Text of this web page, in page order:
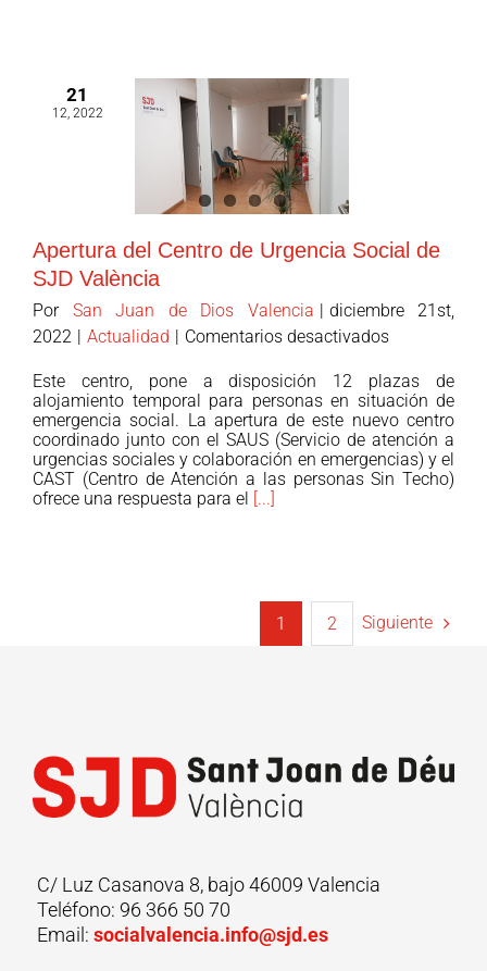
en
actualidad
21
12, 2022
Apertura del Centro de Urgencia Social de
SJD València
Por San Juan de Dios Valencia | diciembre 21st,
2022 | Actualidad | Comentarios desactivadosen
del
Centro
de
Urgencia
Social
Este centro, pone a disposición 12 plazas de
alojamiento temporal para personas en situación de
emergencia social. La apertura de este nuevo centro
coordinado junto con el SAUS (Servicio de atención a
urgencias sociales y colaboración en emergencias) y el
CAST (Centro de Atención a las personas Sin Techo)
ofrece una respuesta para el [...]
1 2 Siguiente
C/ Luz Casanova 8, bajo 46009 Valencia
Teléfono: 96 366 50 70
Email:socialvalencia.info@sjd.es